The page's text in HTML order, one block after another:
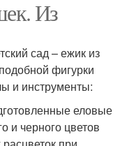
Из
сад – ежик из
фигурки
и инструменты:
еловые
и черного цветов